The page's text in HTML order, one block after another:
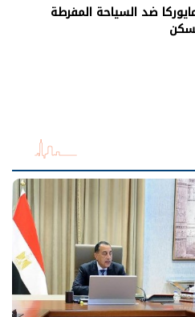
ضد السياحة المفرطة